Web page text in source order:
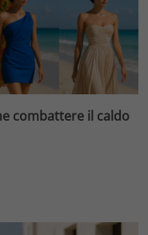
combattere il caldo